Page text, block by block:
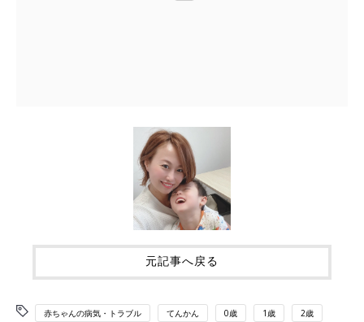
元記事へ戻る
赤ちゃんの病気・トラブル てんかん 0歳 1歳 2歳